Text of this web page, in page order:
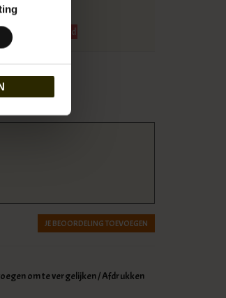
niet op voorraad
JE BEOORDELING TOEVOEGEN
om te vergelijken/Afdrukken